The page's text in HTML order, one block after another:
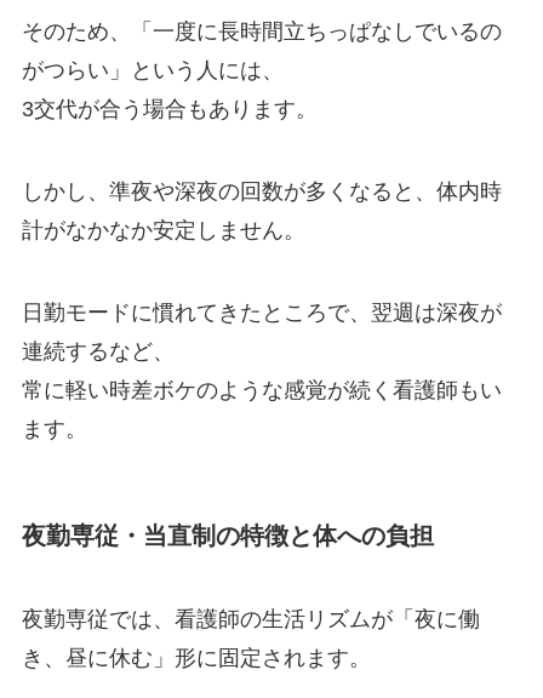
そのため、「一度に長時間立ちっぱなしでいるの
がつらい」という人には、
3交代が合う場合もあります。
しかし、準夜や深夜の回数が多くなると、体内時
計がなかなか安定しません。
日勤モードに慣れてきたところで、翌週は深夜が
連続するなど、
常に軽い時差ボケのような感覚が続く看護師もい
ます。
夜勤専従・当直制の特徴と体への負担
夜勤専従では、看護師の生活リズムが「夜に働
き、昼に休む」形に固定されます。